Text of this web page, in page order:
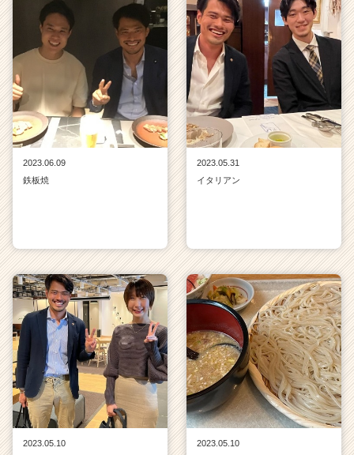
2023.06.09
鉄板焼
2023.05.31
イタリアン
2023.05.10
2023.05.10